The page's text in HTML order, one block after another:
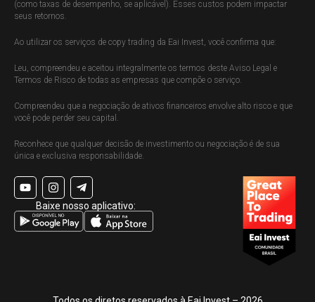
(como taxas de desempenho, se aplicável). Esses custos podem impactar
seus retornos.
Ao utilizar os serviços de copy trading da Eai Invest, você confirma que:
Leu, compreendeu e aceitou integralmente os termos deste Aviso Legal e
Termos de Risco de todas as empresas que compõe o serviço.
Compreendeu que a negociação de ativos financeiros envolve alto risco e que
você pode perder seu capital.
Reconhece que qualquer decisão de investimento ou negociação é de sua
única e exclusiva responsabilidade.
Baixe nosso aplicativo: